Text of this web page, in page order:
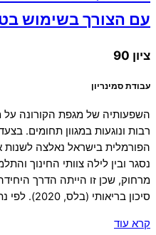
עם הצורך בשימוש
ציון 90
עבודת סמינריון
השפעותיה של מגפת הקורונה על
רבות ונוגעות במגוון תחומים.
הפורמלית בישראל נאלצה
נסגר ובין לילה צוותי החינוך
מרחוק, שכן זו הייתה הדרך
סיכון בריאותי (בלס, 2020). לפי נתוני […]
קרא עוד